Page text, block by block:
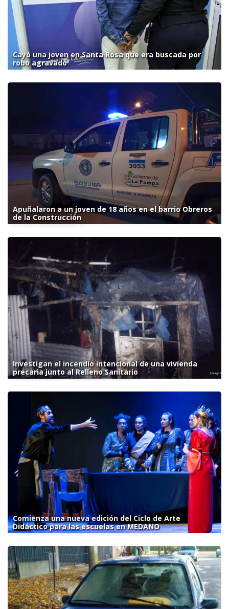
Cayó una joven en Santa Rosa que era buscada por
robo agravado
Apuñalaron a un joven de 18 años en el barrio Obreros
de la Construcción
Investigan el incendio intencional de una vivienda
precaria junto al Relleno Sanitario
Comienza una nueva edición del Ciclo de Arte
Didáctico para las escuelas en MEDANO